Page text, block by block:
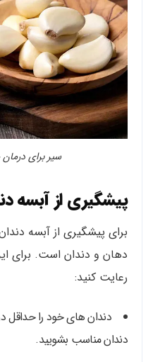
سیر برای
پیشگیری از آبسه
برای پیشگیری از آبسه
دهان و دندان است. برای
رعایت کنید:
دندان های خود را حداقل
دندان مناسب بشویید.